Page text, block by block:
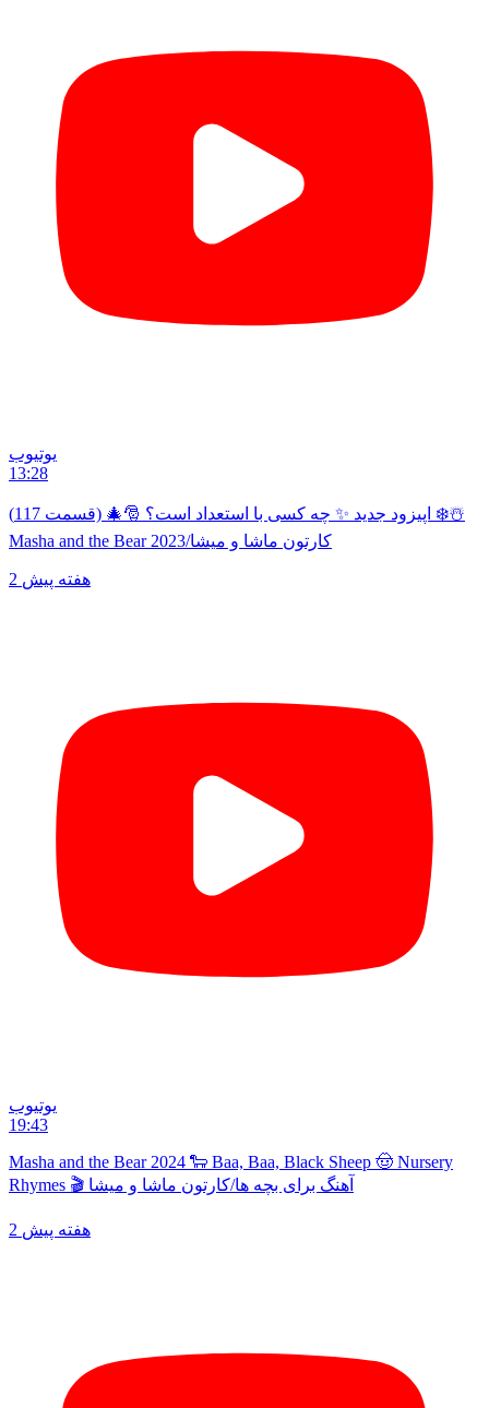
یوتیوب
13:28
اپیزود جدید ✨ چه کسی با استعداد است؟ 🎅🎄 (قسمت 117) ❄️☃️
Masha and the Bear 2023/کارتون ماشا و میشا
2 هفته پیش
یوتیوب
19:43
Masha and the Bear 2024 🐑 Baa, Baa, Black Sheep 🤠 Nursery
Rhymes 🎬 آهنگ برای بچه ها/کارتون ماشا و میشا
2 هفته پیش